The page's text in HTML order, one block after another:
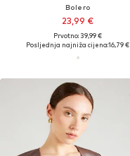
Bolero
23,99 €
Prvotno: 39,99 €
Posljednja najniža cijena:16,79 €